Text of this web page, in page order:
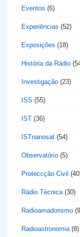
Eventos (6)
Experiências (52)
Exposições (18)
História da Rádio
Investigação (23)
ISS (55)
IST (36)
ISTnanosat (54)
Observatório (5)
Proteccção Civil
Rádio Técnica(30)
Radioamadorismo
Radioastronomia(8)